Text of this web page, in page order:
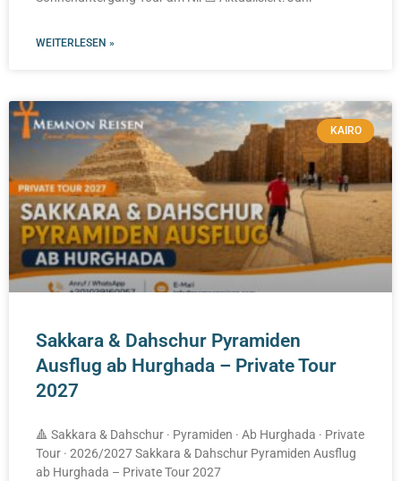
WEITERLESEN »
KAIRO
Sakkara & Dahschur Pyramiden
Ausflug ab Hurghada – Private Tour
2027
🔺 Sakkara & Dahschur · Pyramiden · Ab Hurghada · Private
Tour · 2026/2027 Sakkara & Dahschur Pyramiden Ausflug
ab Hurghada – Private Tour 2027